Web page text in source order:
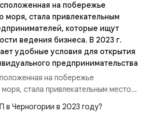
на побережье
моря, стала привлекательным
которые ищут
ведения бизнеса. В 2023 г.
удобные условия для открытия
предпринимательства
на побережье
моря, стала привлекательным местом
которые ищут новые
бизнеса. В 2023 г. страна